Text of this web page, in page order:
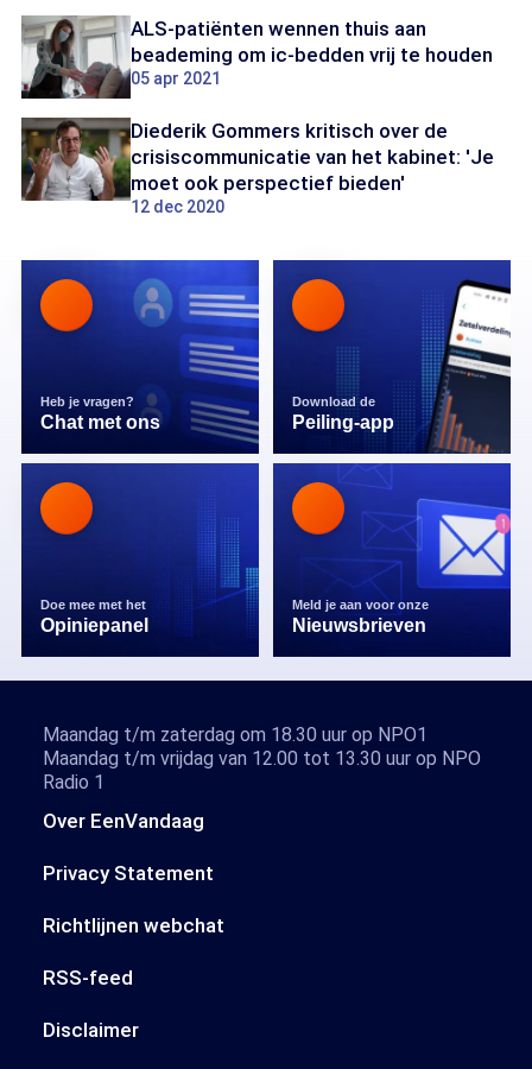
ALS-patiënten wennen thuis aan
beademing om ic-bedden vrij te houden
05 apr 2021
Diederik Gommers kritisch over de
crisiscommunicatie van het kabinet: 'Je
moet ook perspectief bieden'
12 dec 2020
Heb je vragen?
Chat met ons
Download de
Peiling-app
Doe mee met het
Opiniepanel
Meld je aan voor onze
Nieuwsbrieven
Over EenVandaag
Privacy Statement
Richtlijnen webchat
RSS-feed
Disclaimer
Maandag t/m zaterdag om 18.30 uur op NPO1
Maandag t/m vrijdag van 12.00 tot 13.30 uur op NPO
Radio 1